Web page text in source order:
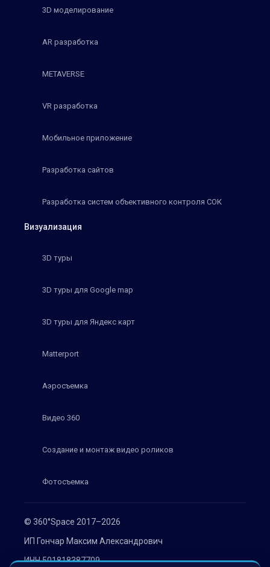
© 360°Space 2017–2026
ИП Гончар Максим Александрович
ИНН 501818387709
3D моделирование
AR разработка
METAVERSE
VR разработка
Мобильное приложение
Разработка сайтов
Разработка систем объективного контроля СОК
Визуализация
3D туры
3D туры для Google map
3D туры для Яндекс карт
Matterport
Аэросъемка
Видео 360
Создание и монтаж видео роликов
Фотосъемка